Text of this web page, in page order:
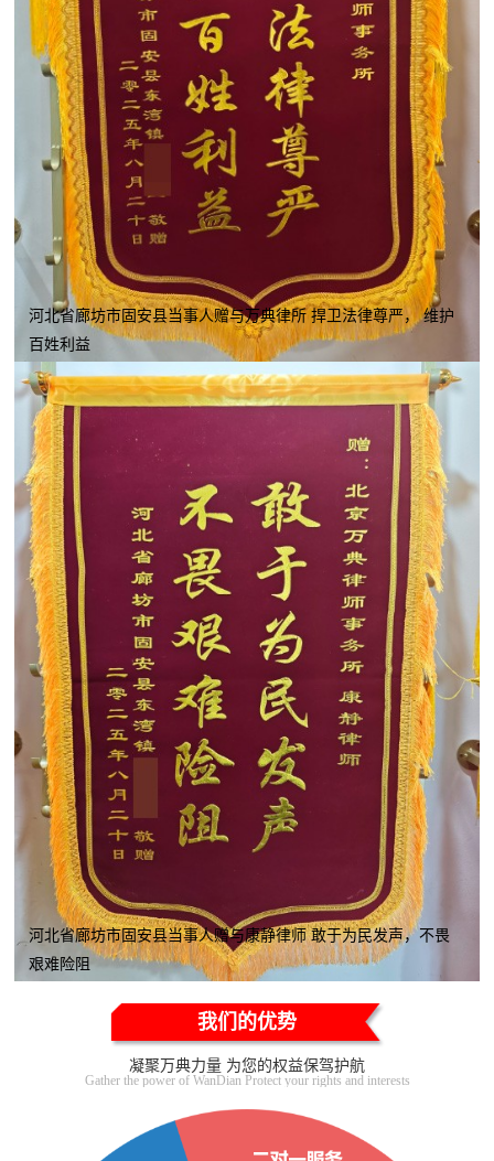
河北省廊坊市固安县当事人赠与万典律所 捍卫法律尊严， 维护
百姓利益
河北省廊坊市固安县当事人赠与康静律师 敢于为民发声，不畏
艰难险阻
我们的优势
凝聚万典力量 为您的权益保驾护航
Gather the power of WanDian Protect your rights and interests